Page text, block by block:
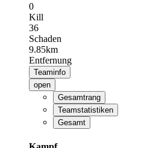
0
Kill
36
Schaden
9.85km
Entfernung
Teaminfo
open
Gesamtrang
Teamstatistiken
Gesamt